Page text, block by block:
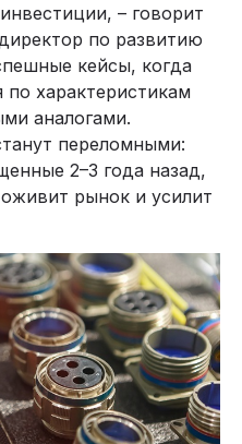
– говорит
по развитию
кейсы, когда
по характеристикам
аналогами.
переломными:
2–3 года назад,
рынок и усилит